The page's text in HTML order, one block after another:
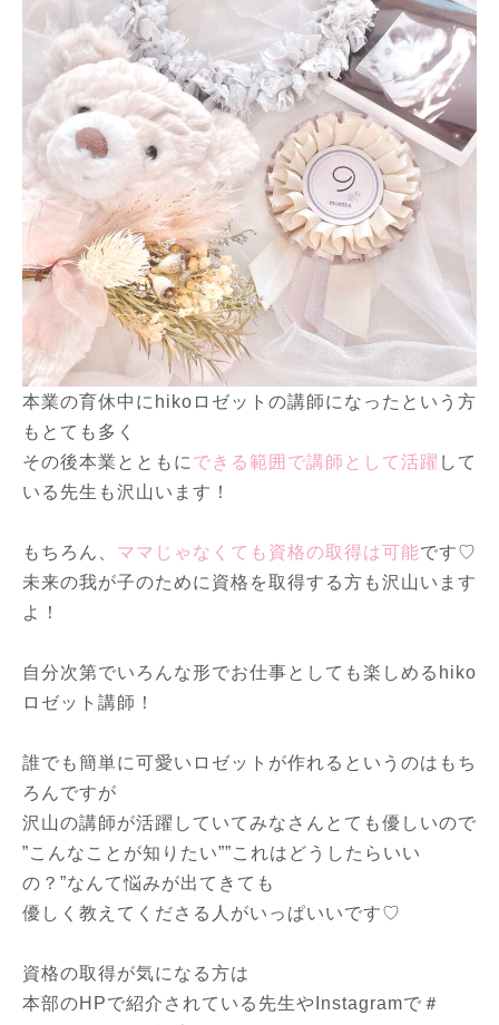
本業の育休中にhikoロゼットの講師になったという方
もとても多く
その後本業とともに できる範囲で講師として活躍 して
いる先生も沢山います！
もちろん、 ママじゃなくても資格の取得は可能です♡
未来の我が子のために資格を取得する方も沢山います
よ！
自分次第でいろんな形でお仕事としても楽しめるhiko
ロゼット講師！
誰でも簡単に可愛いロゼットが作れるというのはもち
ろんですが
沢山の講師が活躍していてみなさんとても優しいので
”こんなことが知りたい””これはどうしたらいい
の？”なんて悩みが出てきても
優しく教えてくださる人がいっぱいいです♡
資格の取得が気になる方は
本部のHPで紹介されている先生やInstagramで＃